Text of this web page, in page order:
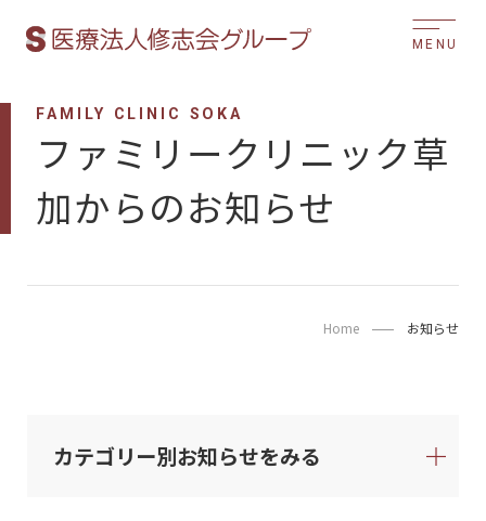
MENU
FAMILY CLINIC SOKA
ファミリークリニック草
加からのお知らせ
Home お知らせ
カテゴリー別お知らせをみる